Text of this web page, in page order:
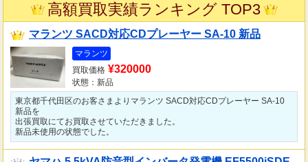
高額買取実績ランキング TOP3
マランツ SACD対応CDプレーヤー SA-10 新品
マランツ
買取価格 ¥320000
状態：新品
東京都千代田区のお客さまよりマランツ SACD対応CDプレーヤー SA-10
新品を
出張買取にてお買取させていただきました。
新品未使用の状態でした。